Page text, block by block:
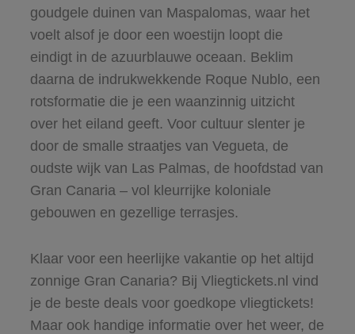
goudgele duinen van Maspalomas, waar het
voelt alsof je door een woestijn loopt die
eindigt in de azuurblauwe oceaan. Beklim
daarna de indrukwekkende Roque Nublo, een
rotsformatie die je een waanzinnig uitzicht
over het eiland geeft. Voor cultuur slenter je
door de smalle straatjes van Vegueta, de
oudste wijk van Las Palmas, de hoofdstad van
Gran Canaria – vol kleurrijke koloniale
gebouwen en gezellige terrasjes.
Klaar voor een heerlijke vakantie op het altijd
zonnige Gran Canaria? Bij Vliegtickets.nl vind
je de beste deals voor goedkope vliegtickets!
Maar ook handige informatie over het weer, de